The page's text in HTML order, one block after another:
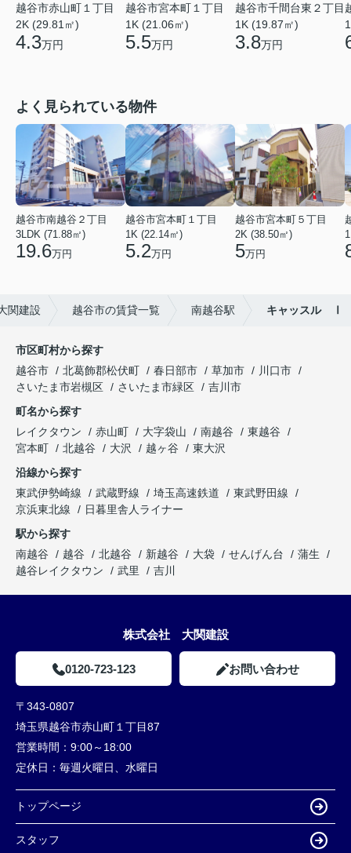
越谷市赤山町１丁目
2K (29.81㎡)
4.3万円
越谷市宮本町１丁目
1K (21.06㎡)
5.5万円
越谷市千間台東２丁目
1K (19.87㎡)
3.8万円
よく見られている物件
越谷市南越谷２丁目
3LDK (71.88㎡)
19.6万円
越谷市宮本町１丁目
1K (22.14㎡)
5.2万円
越谷市宮本町５丁目
2K (38.50㎡)
5万円
関建設 越谷市の賃貸一覧 南越谷駅 キャッスル Ⅰ
市区町村から探す
越谷市
北葛飾郡松伏町 春日部市 草加市
川口市
さいたま市岩槻区
さいたま市緑区
吉川市
町名から探す
レイクタウン
赤山町 大字袋山 南越谷
東越谷
宮本町
北越谷 大沢 越ヶ谷
東大沢
沿線から探す
東武伊勢崎線
武蔵野線 埼玉高速鉄道
東武野田線
京浜東北線
日暮里舎人ライナー
駅から探す
南越谷
越谷 北越谷 新越谷 大袋 せんげん台
蒲生
越谷レイクタウン
武里 吉川
株式会社 大関建設
0120-723-123 お問い合わせ
〒343-0807
埼玉県越谷市赤山町１丁目87
営業時間： 9:00～18:00
定休日： 毎週火曜日、水曜日
トップページ
スタッフ